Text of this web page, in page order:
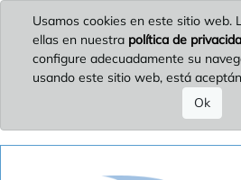
Usamos cookies en este sitio web.
ellas en nuestra política de
configure adecuadamente su
usando este sitio web, está
Ok